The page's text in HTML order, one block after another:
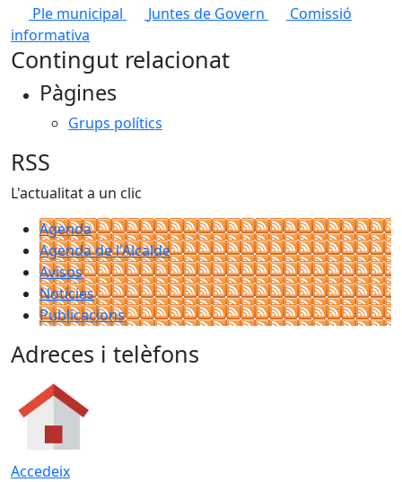
Ple municipal Juntes de Govern
Comissió
informativa
Contingut relacionat
Pàgines
Grups polítics
RSS
L'actualitat a un clic
Agenda
Agenda de l'Alcalde
Avisos
Notícies
Publicacions
Adreces i telèfons
Accedeix